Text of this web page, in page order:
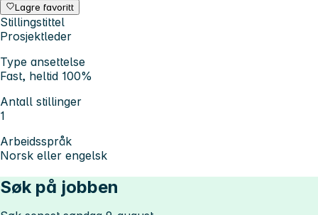
Lagre favoritt
Stillingstittel
Prosjektleder
Type ansettelse
Fast, heltid 100%
Antall stillinger
1
Arbeidsspråk
Norsk eller engelsk
Søk på jobben